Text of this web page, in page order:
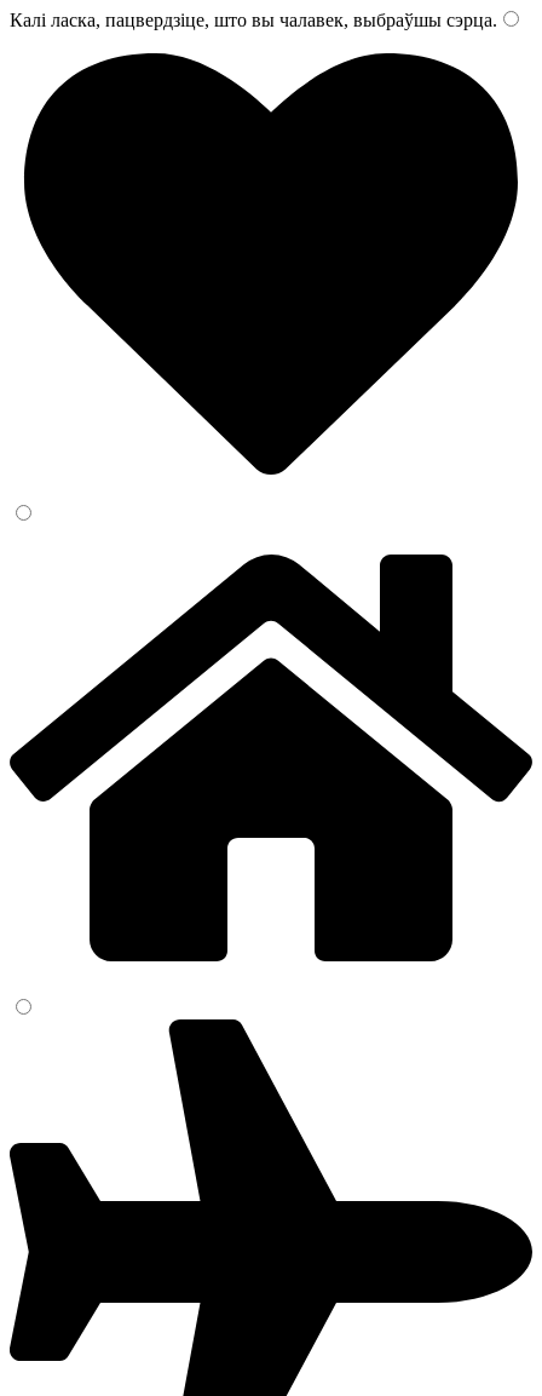
Калі ласка, пацвердзіце, што вы чалавек, выбраўшы сэрца.